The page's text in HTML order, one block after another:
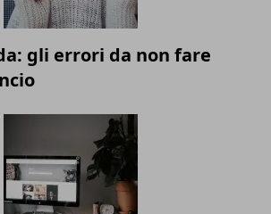
gli errori da non fare